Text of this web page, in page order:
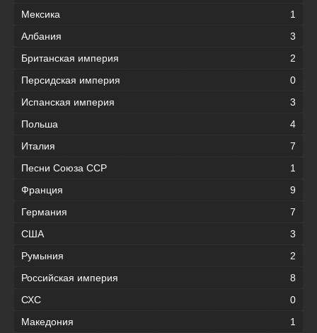
Мексика
1
Албания
3
Британская империя
2
Персидская империя
0
Испанская империя
3
Польша
4
Италия
7
Песни Союза ССР
1
Франция
9
Германия
7
США
3
Румыния
2
Российская империя
8
СХС
0
Македония
1